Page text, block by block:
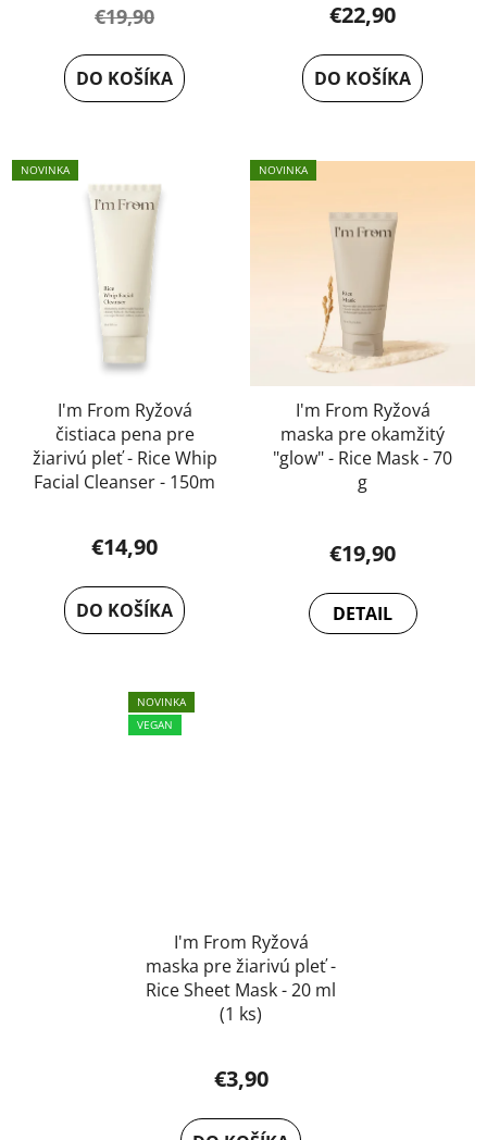
€19,90
DO KOŠÍKA
€22,90
DO KOŠÍKA
NOVINKA
I'm From Ryžová
čistiaca pena pre
žiarivú pleť - Rice Whip
Facial Cleanser - 150m
€14,90
DO KOŠÍKA
NOVINKA
I'm From Ryžová
maska pre okamžitý
"glow" - Rice Mask - 70
g
€19,90
DETAIL
NOVINKA
VEGAN
I'm From Ryžová
maska pre žiarivú pleť -
Rice Sheet Mask - 20 ml
(1 ks)
€3,90